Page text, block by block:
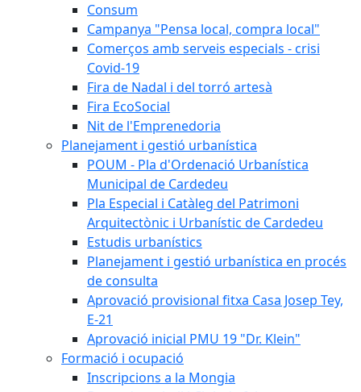
Consum
Campanya "Pensa local, compra local"
Comerços amb serveis especials - crisi
Covid-19
Fira de Nadal i del torró artesà
Fira EcoSocial
Nit de l'Emprenedoria
Planejament i gestió urbanística
POUM - Pla d'Ordenació Urbanística
Municipal de Cardedeu
Pla Especial i Catàleg del Patrimoni
Arquitectònic i Urbanístic de Cardedeu
Estudis urbanístics
Planejament i gestió urbanística en procés
de consulta
Aprovació provisional fitxa Casa Josep Tey,
E-21
Aprovació inicial PMU 19 "Dr. Klein"
Formació i ocupació
Inscripcions a la Mongia